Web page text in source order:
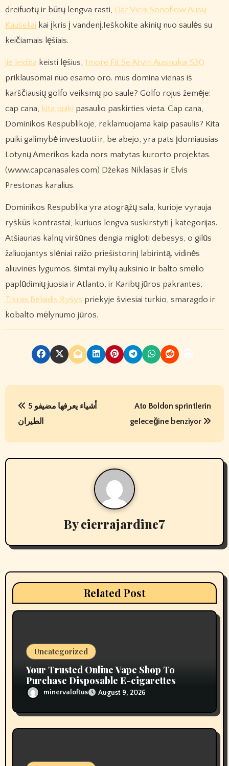
dreifuotų ir būtų lengva rasti, Dar Vieni Sonoflow Ausų
Kaušeliai kai įkris į vandenį.Ieškokite akinių nuo saulės su
keičiamais lęšiais.
jie leidžia keisti lęšius, 1more Fit Se Atviri Ausinukai S30
priklausomai nuo esamo oro. mus domina vienas iš
karščiausių golfo veiksmų po saule? Golfo rojus žemėje:
cap cana, kita puiki pasaulio paskirties vieta. Cap cana,
Dominikos Respublikoje, reklamuojama kaip pasaulis? Kita
puiki galimybė investuoti ir, be abejo, yra pats įdomiausias
Lotynų Amerikos kada nors matytas kurorto projektas.
(www.capcanasales.com) Džekas Niklasas ir Elvis
Prestonas karalius.
Dominikos Respublika yra atogrąžų sala, kurioje vyrauja
ryškūs kontrastai, kuriuos lengva suskirstyti į kategorijas.
Atšiaurias kalnų viršūnes dengia migloti debesys, o gilūs
žaliuojantys slėniai raižo priešistorinį labirintą. vidinės
aliuvinės lygumos. šimtai mylių auksinio ir balto smėlio
paplūdimių juosia ir Atlanto, ir Karibų jūros pakrantes,
Tikras Belaidis Ryšys priekyje šviesiai turkio, smaragdo ir
kobalto mėlynumo jūros.
P
s
t
i
a
5 أشياء يعرفها مضيفو
الطيران
Ato Boldon sprintlerin
geleceğine benziyor
Bycierrajardine7
Related Post
Uncategorized
Your Trusted Online Vape Shop To
Purchase Disposable E-cigarettes
minervaloftus August 9, 2026